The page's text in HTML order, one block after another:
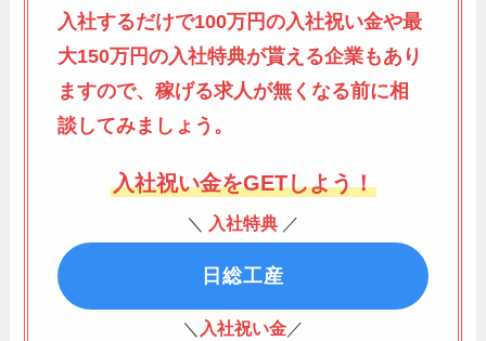
入社するだけで100万円の入社祝い金や最
大150万円の入社特典が貰える企業もあり
ますので、稼げる求人が無くなる前に相
談してみましょう。
入社祝い金をGETしよう！
＼ 入社特典 ／
日総工産
＼ 入社祝い金 ／